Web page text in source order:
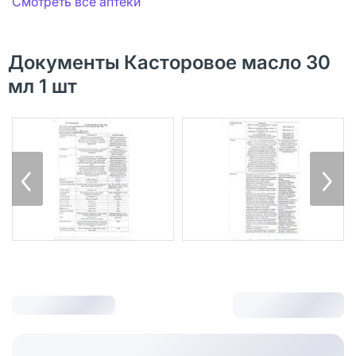
Документы Касторовое масло 30
мл 1 шт